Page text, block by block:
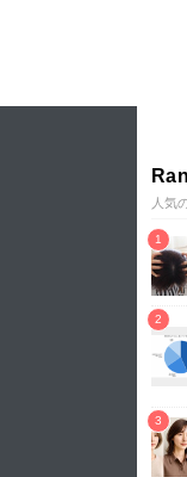
人気